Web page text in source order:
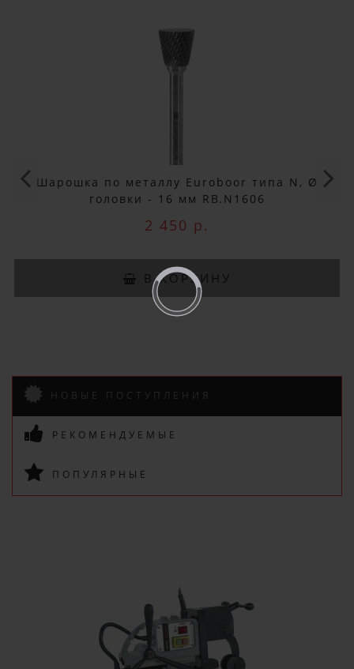
Не упусти выгоду!
Заказ вы можете оплатить любым
способом, включая online оплату
и беспроцентную рассрочку!
В нашем магазине всегда
актуальные цены!
ПОДПИСАТЬСЯ
Шарошка по металлу Euroboor типа N, Ø
головки - 16 мм RB.N1606
2 450 р.
В КОРЗИНУ
НОВЫЕ ПОСТУПЛЕНИЯ
РЕКОМЕНДУЕМЫЕ
ПОПУЛЯРНЫЕ